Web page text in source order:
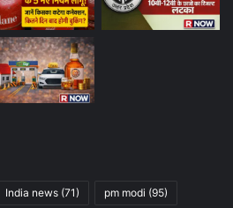
India news (71) pm modi (95)